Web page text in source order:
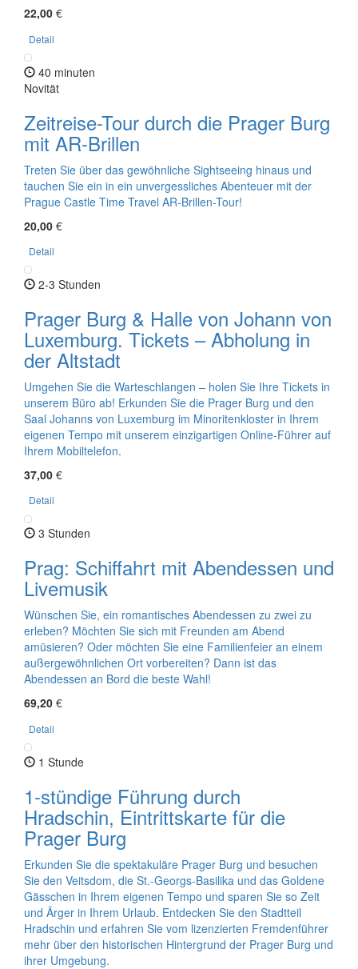
22,00 €
Detail
40 minuten
Novität
Zeitreise-Tour durch die Prager Burg
mit AR-Brillen
Treten Sie über das gewöhnliche Sightseeing hinaus und
tauchen Sie ein in ein unvergessliches Abenteuer mit der
Prague Castle Time Travel AR-Brillen-Tour!
20,00 €
Detail
2-3 Stunden
Prager Burg & Halle von Johann von
Luxemburg. Tickets – Abholung in
der Altstadt
Umgehen Sie die Warteschlangen – holen Sie Ihre Tickets in
unserem Büro ab! Erkunden Sie die Prager Burg und den
Saal Johanns von Luxemburg im Minoritenkloster in Ihrem
eigenen Tempo mit unserem einzigartigen Online-Führer auf
Ihrem Mobiltelefon.
37,00 €
Detail
3 Stunden
Prag: Schiffahrt mit Abendessen und
Livemusik
Wünschen Sie, ein romantisches Abendessen zu zwei zu
erleben? Möchten Sie sich mit Freunden am Abend
amüsieren? Oder möchten Sie eine Familienfeier an einem
außergewöhnlichen Ort vorbereiten? Dann ist das
Abendessen an Bord die beste Wahl!
69,20 €
Detail
1 Stunde
1-stündige Führung durch
Hradschin, Eintrittskarte für die
Prager Burg
Erkunden Sie die spektakuläre Prager Burg und besuchen
Sie den Veitsdom, die St.-Georgs-Basilika und das Goldene
Gässchen in Ihrem eigenen Tempo und sparen Sie so Zeit
und Ärger in Ihrem Urlaub. Entdecken Sie den Stadtteil
Hradschin und erfahren Sie vom lizenzierten Fremdenführer
mehr über den historischen Hintergrund der Prager Burg und
ihrer Umgebung.